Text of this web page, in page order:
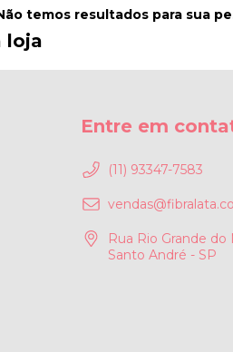
temos resultados para sua
loja
Entre em
(11) 93347-7583
Rua Rio Grande do
Santo André - SP